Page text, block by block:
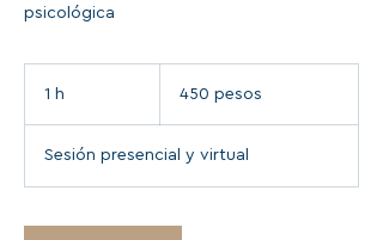
psicológica
1 h 450 pesos
Sesión presencial y virtual